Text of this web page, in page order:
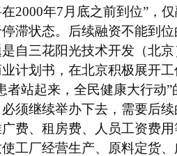
2000年7月底之前到位”，
滞状态。后续融资不能到
自三花阳光技术开发（北
计划书，在北京积极展开
者站起来，全民健康大行动
须继续举办下去，需要后
费、租房费、人员工资费
工厂经营生产、原料定货